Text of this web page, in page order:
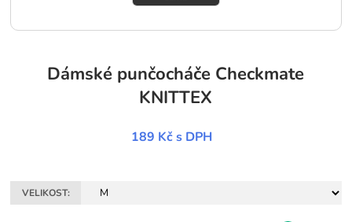
Dámské punčocháče Checkmate
KNITTEX
189 Kč s DPH
VELIKOST: